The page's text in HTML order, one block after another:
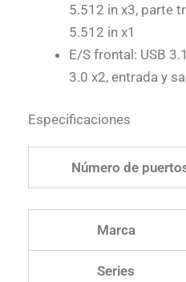
5.512 in x3, parte
5.512 in x1
E/S frontal: USB
3.0 x2, entrada y
Especificaciones
Número de
Marca
Series